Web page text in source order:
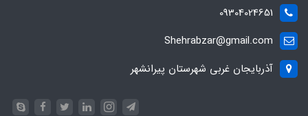
09304024651
Shehrabzar@gmail.com
آذربایجان غربی شهرستان پیرانشهر